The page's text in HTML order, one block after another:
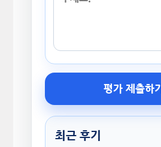
평가 제출하기
최근 후기